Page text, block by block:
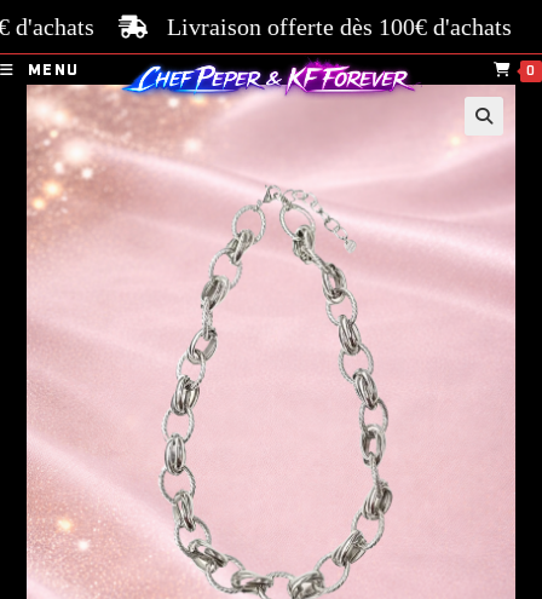
Livraison offerte dès 100€ d'achats
MENU 0
🔍